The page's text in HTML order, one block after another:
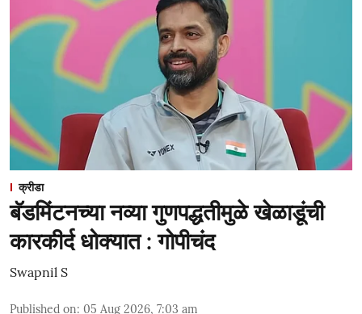
क्रीडा
बॅडमिंटनच्या नव्या गुणपद्धतीमुळे खेळाडूंची
कारकीर्द धोक्यात : गोपीचंद
Swapnil S
Published on: 05 Aug 2026, 7:03 am